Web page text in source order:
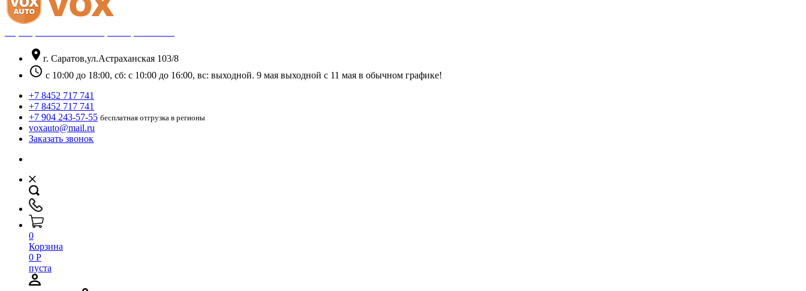
location_on г. Саратов,ул.Астраханская 103/8
schedule с 10:00 до 18:00, сб: с 10:00 до 16:00, вс: выходной. 9 мая выходной с 11 мая в обычном графике!
+7 8452 717 741
+7 8452 717 741
+7 904 243-57-55 бесплатная отгрузка в регионы
voxauto@mail.ru
Заказать звонок
0
Корзина
0 Р
пуста